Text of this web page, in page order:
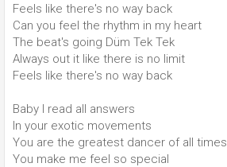
Feels like there's no way back
Can you feel the rhythm in my heart
The beat's going Düm Tek Tek
Always out it like there is no limit
Feels like there's no way back
Baby I read all answers
In your exotic movements
You are the greatest dancer of all times
You make me feel so special